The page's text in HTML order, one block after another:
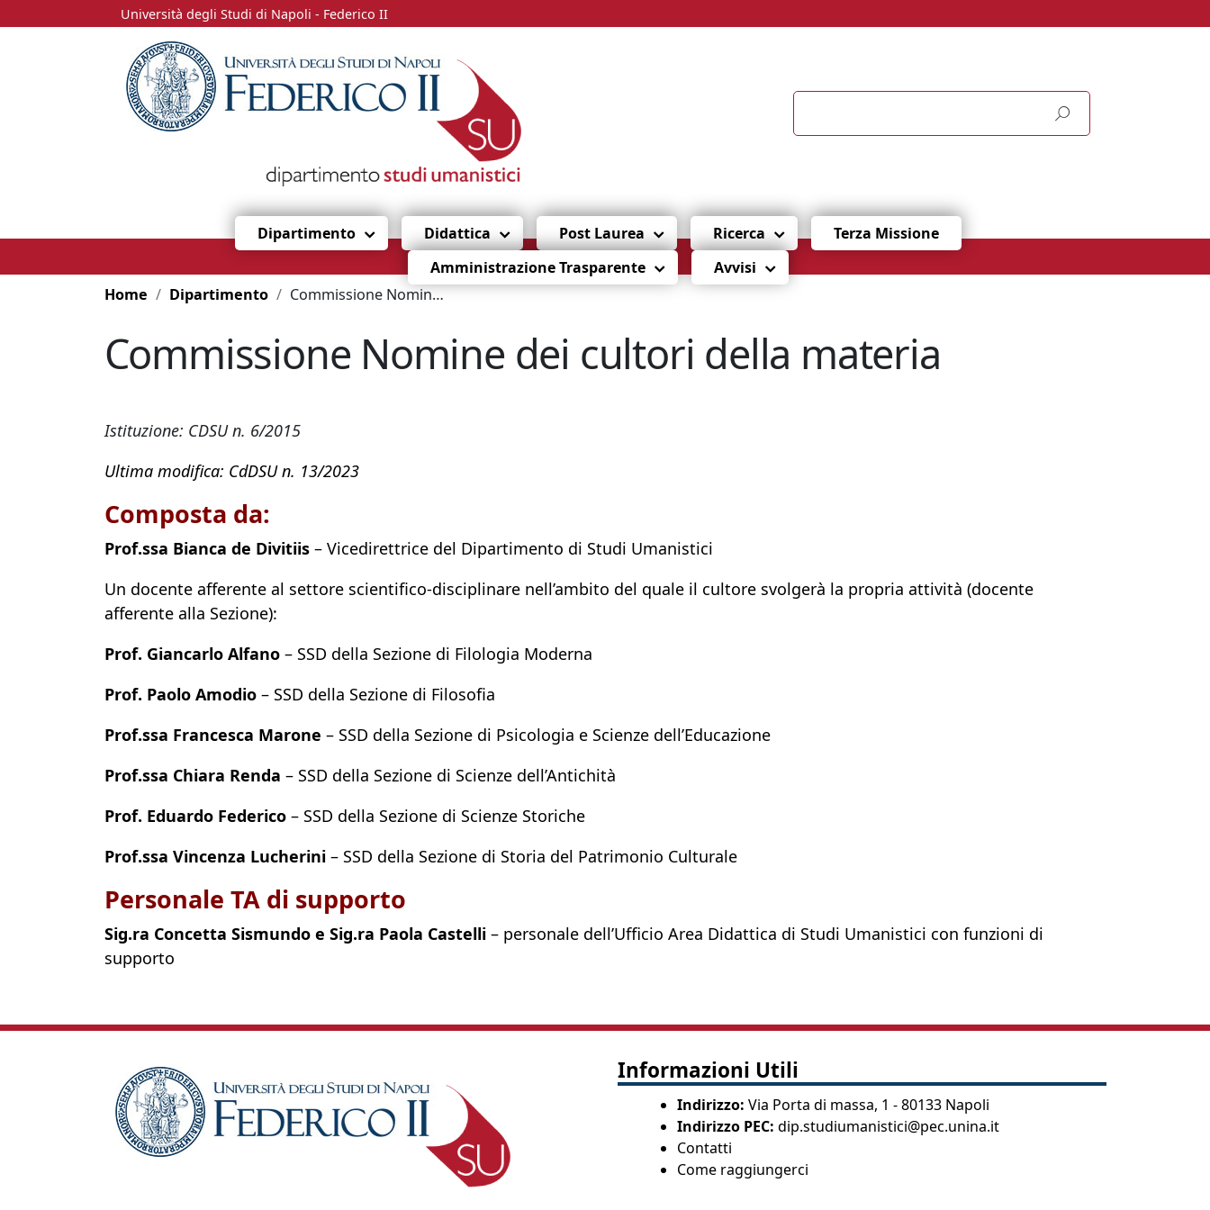
Università degli Studi di Napoli - Federico II
Dipartimento Didattica Post Laurea Ricerca
Terza Missione
Amministrazione Trasparente
Avvisi
Home
Dipartimento Commissione Nomine dei cultori della materia
Commissione Nomine dei cultori della materia
Istituzione: CDSU n. 6/2015
Ultima modifica: CdDSU n. 13/2023
Composta da:
Prof.ssa Bianca de Divitiis– Vicedirettrice del Dipartimento di Studi Umanistici
Un docente afferente al settore scientifico-disciplinare nell’ambito del quale il cultore svolgerà la propria attività (docente
afferente alla Sezione):
Prof. Giancarlo Alfano– SSD della Sezione di Filologia Moderna
Prof. Paolo Amodio– SSD della Sezione di Filosofia
Prof.ssa Francesca Marone – SSD della Sezione di Psicologia e Scienze dell’Educazione
Prof.ssa Chiara Renda – SSD della Sezione di Scienze dell’Antichità
Prof. Eduardo Federico– SSD della Sezione di Scienze Storiche
Prof.ssa Vincenza Lucherini– SSD della Sezione di Storia del Patrimonio Culturale
Personale TA di supporto
Sig.ra Concetta Sismundo e Sig.ra Paola Castelli– personale dell’Ufficio Area Didattica di Studi Umanistici con funzioni di
supporto
Informazioni Utili
Indirizzo: Via Porta di massa, 1 - 80133 Napoli
Indirizzo PEC: dip.studiumanistici@pec.unina.it
Contatti
Come raggiungerci